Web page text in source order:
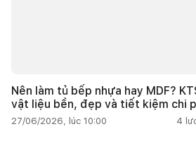
Nên làm tủ bếp nhựa hay MDF?
vật liệu bền, đẹp và tiết kiệm chi
27/06/2026, lúc 10:00 4